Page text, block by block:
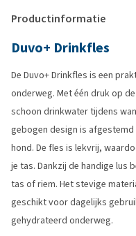
Productinformatie
Duvo+ Drinkfles
De Duvo+ Drinkfles is een
onderweg. Met één druk op
schoon drinkwater tijdens
gebogen design is
hond. De fles is lekvrij,
je tas. Dankzij de handige lus
tas of riem. Het stevige
geschikt voor dagelijks
gehydrateerd onderweg.